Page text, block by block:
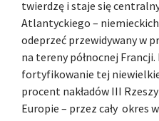
twierdzę i staje się
Atlantyckiego –
odeprzeć przewidywany w
na tereny północnej
fortyfikowanie tej
procent nakładów III
Europie – przez cały okres